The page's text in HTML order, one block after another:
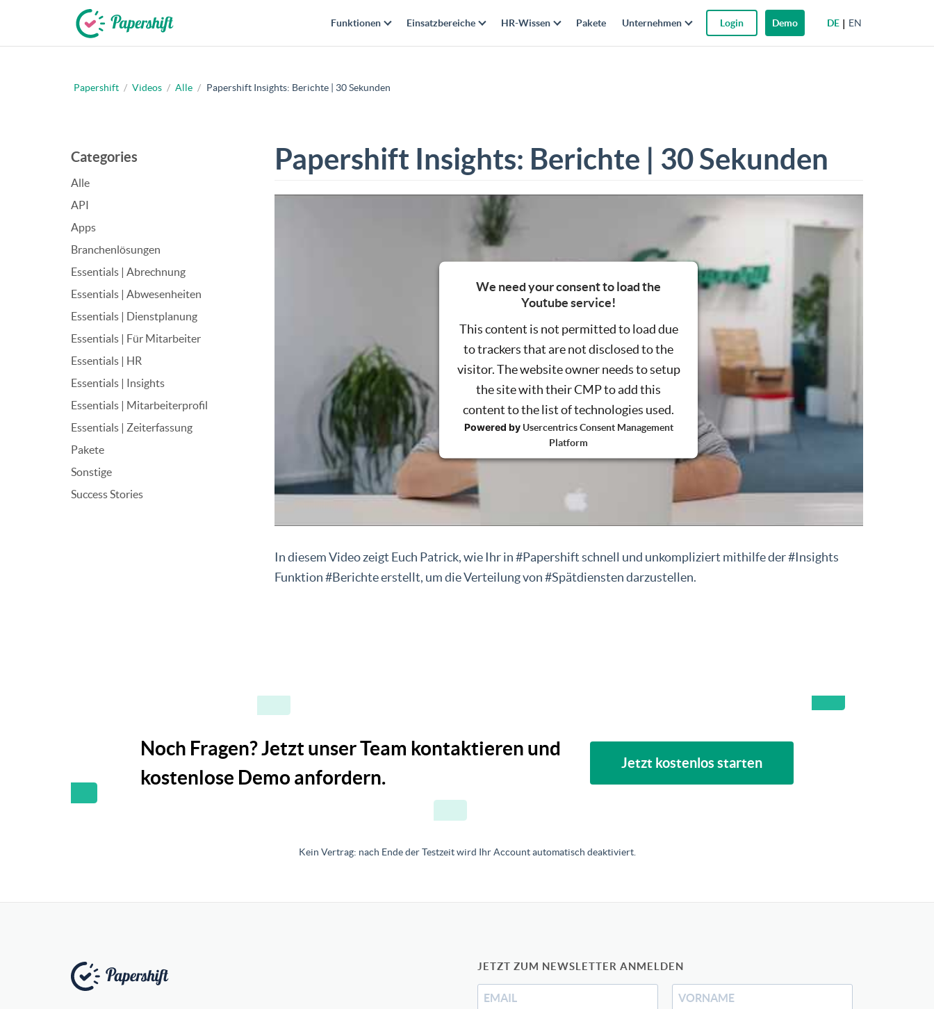
+49 721 50 95 79 69
DE EN
Funktionen Einsatzbereiche HR-Wissen Pakete Unternehmen Login Demo
Papershift / Videos / Alle / Papershift Insights: Berichte | 30 Sekunden
Categories
Alle
API
Apps
Branchenlösungen
Essentials | Abrechnung
Essentials | Abwesenheiten
Essentials | Dienstplanung
Essentials | Für Mitarbeiter
Essentials | HR
Essentials | Insights
Essentials | Mitarbeiterprofil
Essentials | Zeiterfassung
Pakete
Sonstige
Success Stories
Papershift Insights: Berichte | 30 Sekunden
We need your consent to load the
Youtube service!
This content is not permitted to load due
to trackers that are not disclosed to the
visitor. The website owner needs to setup
the site with their CMP to add this
content to the list of technologies used.
Powered by Usercentrics Consent Management
Platform
In diesem Video zeigt Euch Patrick, wie Ihr in #Papershift schnell und unkompliziert mithilfe der #Insights
Funktion #Berichte erstellt, um die Verteilung von #Spätdiensten darzustellen.
Noch Fragen? Jetzt unser Team kontaktieren und
kostenlose Demo anfordern.
Jetzt kostenlos starten
Kein Vertrag: nach Ende der Testzeit wird Ihr Account automatisch deaktiviert.
JETZT ZUM NEWSLETTER ANMELDEN